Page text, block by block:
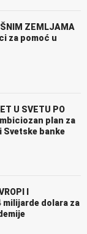
ZEMLJAMA
za pomoć u
U SVETU PO
plan za
banke
I
milijarde dolara za